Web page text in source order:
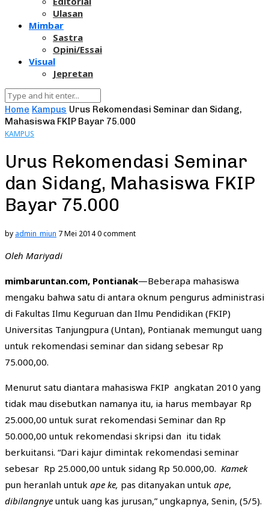
Ulasan
Mimbar
Sastra
Opini/Essai
Visual
Jepretan
Home Kampus Urus Rekomendasi Seminar dan Sidang,
Mahasiswa FKIP Bayar 75.000
KAMPUS
Urus Rekomendasi Seminar
dan Sidang, Mahasiswa FKIP
Bayar 75.000
by admin_miun 7 Mei 20140 comment
Oleh Mariyadi
mimbaruntan.com, Pontianak—Beberapa mahasiswa
mengaku bahwa satu di antara oknum pengurus administrasi
di Fakultas Ilmu Keguruan dan Ilmu Pendidikan (FKIP)
Universitas Tanjungpura (Untan), Pontianak memungut uang
untuk rekomendasi seminar dan sidang sebesar Rp
75.000,00.
Menurut satu diantara mahasiswa FKIP angkatan 2010 yang
tidak mau disebutkan namanya itu, ia harus membayar Rp
25.000,00 untuk surat rekomendasi Seminar dan Rp
50.000,00 untuk rekomendasi skripsi dan itu tidak
berkuitansi. “Dari kajur dimintak rekomendasi seminar
sebesar Rp 25.000,00 untuk sidang Rp 50.000,00. Kamek
pun heranlah untuk ape ke, pas ditanyakan untuk ape,
dibilangnye untuk uang kas jurusan,” ungkapnya, Senin, (5/5).